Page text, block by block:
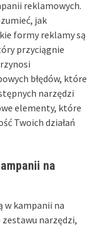
reklamowych.
jak
formy reklamy są
przyciągnie
błędów, które
narzędzi
elementy, które
Twoich działań
na
w kampanii na
narzędzi,